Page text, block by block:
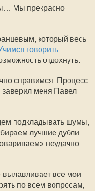
Мы прекрасно
который весь
говорить
отдохнуть.
справимся. Процесс
меня Павел
подкладывать шумы,
лучшие дубли
неудачно
вылавливает все мои
по всем вопросам,